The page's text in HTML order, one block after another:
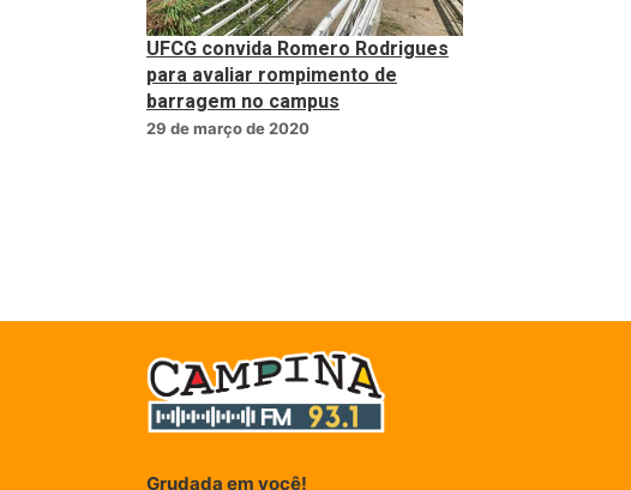
UFCG convida Romero Rodrigues
para avaliar rompimento de
barragem no campus
29 de março de 2020
Grudada em você!